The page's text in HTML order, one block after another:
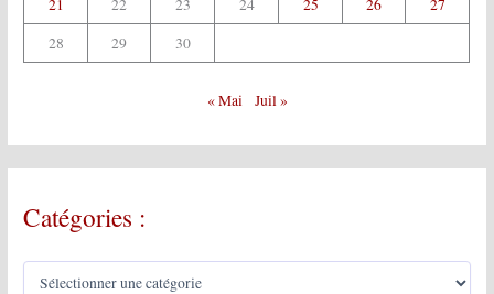
21
22 23 24 25 26
27
28
29 30
« Mai Juil »
Catégories :